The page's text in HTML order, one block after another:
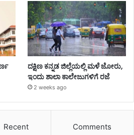
ದಕ್ಷಿಣ ಕನ್ನಡ ಜಿಲ್ಲೆಯಲ್ಲಿ ಮಳೆ ಜೋರು,
ಇಂದು ಶಾಲಾ ಕಾಲೇಜುಗಳಿಗೆ ರಜೆ
2 weeks ago
Recent Comments